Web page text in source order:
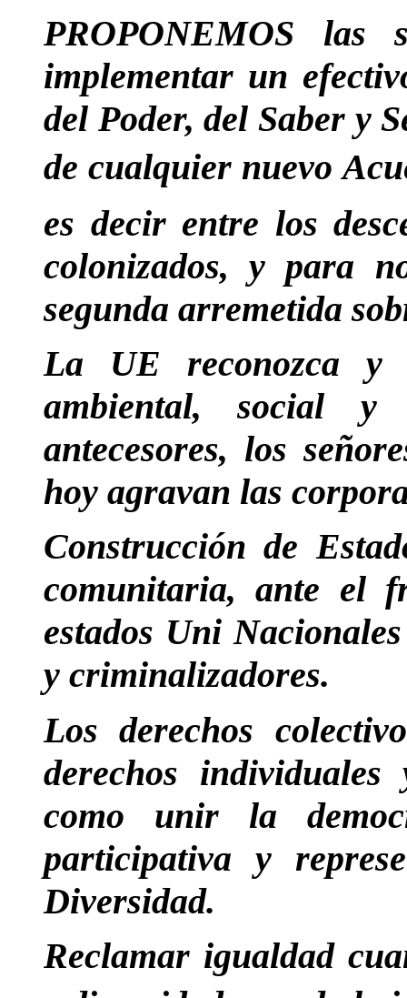
PROPONEMOS las
implementar un
del Poder, del Saber y
de cualquier nuevo
es decir entre los
colonizados, y para
segunda arremetida
La UE reconozca y
ambiental, social
antecesores, los
hoy agravan las
Construcción de
comunitaria, ante el
estados Uni
y criminalizadores.
Los derechos
derechos
como unir la
participativa y
Diversidad.
Reclamar igualdad